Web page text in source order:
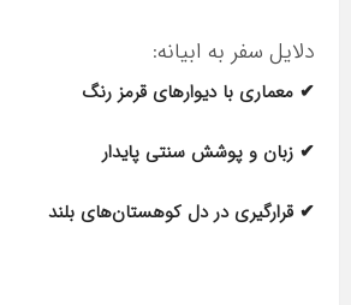
دلایل سفر به ابیانه:
✔ معماری با دیوارهای قرمز رنگ
✔ زبان و پوشش سنتی پایدار
✔ قرارگیری در دل کوهستان‌های بلند